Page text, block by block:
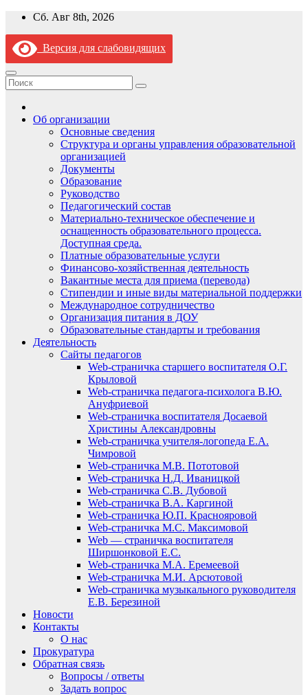
Перейти
содержимому
Сб. Авг 8th, 2026
Версия для слабовидящих
Об организации
Основные сведения
Структура и органы управления образовательной
организацией
Документы
Образование
Руководство
Педагогический состав
Материально-техническое обеспечение и
оснащенность образовательного процесса.
Доступная среда.
Платные образовательные услуги
Финансово-хозяйственная деятельность
Вакантные места для приема (перевода)
Стипендии и иные виды материальной поддержки
Международное сотрудничество
Организация питания в ДОУ
Образовательные стандарты и требования
Деятельность
Сайты педагогов
Web-страничка старшего воспитателя О.Г.
Крыловой
Web-страничка педагога-психолога В.Ю.
Ануфриевой
Web-страничка воспитателя Досаевой
Христины Александровны
Web-страничка учителя-логопеда Е.А.
Чимровой
Web-страничка М.В. Пототовой
Web-страничка Н.Д. Иваницкой
Web-страничка С.В. Дубовой
Web-страничка В.А. Каргиной
Web-страничка Ю.П. Краснояровой
Web-страничка М.С. Максимовой
Web — страничка воспитателя
Ширшонковой Е.С.
Web-страничка М.А. Еремеевой
Web-страничка М.И. Арсютовой
Web-страничка музыкального руководителя
Е.В. Березиной
Новости
Контакты
О нас
Прокуратура
Обратная связь
Вопросы / ответы
Задать вопрос